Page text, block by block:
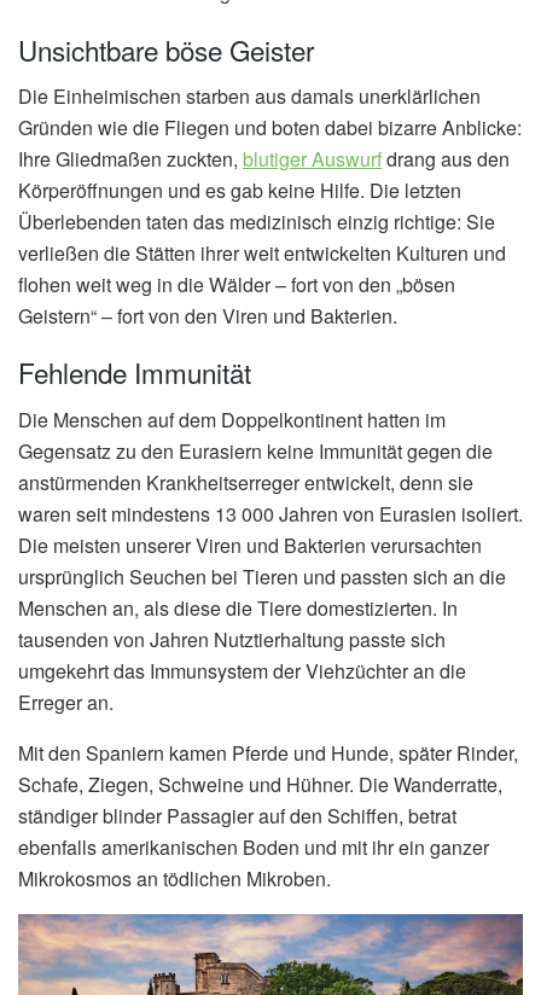
Unsichtbare böse Geister
Die Einheimischen starben aus damals unerklärlichen
Gründen wie die Fliegen und boten dabei bizarre Anblicke:
Ihre Gliedmaßen zuckten, blutiger Auswurfdrang aus den
Körperöffnungen und es gab keine Hilfe. Die letzten
Überlebenden taten das medizinisch einzig richtige: Sie
verließen die Stätten ihrer weit entwickelten Kulturen und
flohen weit weg in die Wälder – fort von den „bösen
Geistern“ – fort von den Viren und Bakterien.
Fehlende Immunität
Die Menschen auf dem Doppelkontinent hatten im
Gegensatz zu den Eurasiern keine Immunität gegen die
anstürmenden Krankheitserreger entwickelt, denn sie
waren seit mindestens 13 000 Jahren von Eurasien isoliert.
Die meisten unserer Viren und Bakterien verursachten
ursprünglich Seuchen bei Tieren und passten sich an die
Menschen an, als diese die Tiere domestizierten. In
tausenden von Jahren Nutztierhaltung passte sich
umgekehrt das Immunsystem der Viehzüchter an die
Erreger an.
Mit den Spaniern kamen Pferde und Hunde, später Rinder,
Schafe, Ziegen, Schweine und Hühner. Die Wanderratte,
ständiger blinder Passagier auf den Schiffen, betrat
ebenfalls amerikanischen Boden und mit ihr ein ganzer
Mikrokosmos an tödlichen Mikroben.